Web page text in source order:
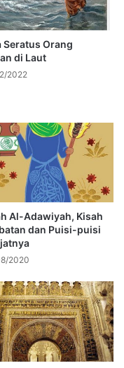
Seratus Orang
di Laut
2022
Al-Adawiyah, Kisah
dan Puisi-puisi
2020